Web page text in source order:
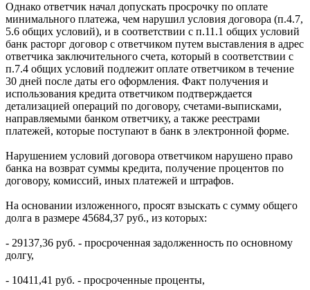
Однако ответчик начал допускать просрочку по оплате
минимального платежа, чем нарушил условия договора (п.4.7,
5.6 общих условий), и в соответствии с п.11.1 общих условий
банк расторг договор с ответчиком путем выставления в адрес
ответчика заключительного счета, который в соответствии с
п.7.4 общих условий подлежит оплате ответчиком в течение
30 дней после даты его оформления. Факт получения и
использования кредита ответчиком подтверждается
детализацией операций по договору, счетами-выписками,
направляемыми банком ответчику, а также реестрами
платежей, которые поступают в банк в электронной форме.
Нарушением условий договора ответчиком нарушено право
банка на возврат суммы кредита, получение процентов по
договору, комиссий, иных платежей и штрафов.
На основании изложенного, просят взыскать с сумму общего
долга в размере 45684,37 руб., из которых:
- 29137,36 руб. - просроченная задолженность по основному
долгу,
- 10411,41 руб. - просроченные проценты,